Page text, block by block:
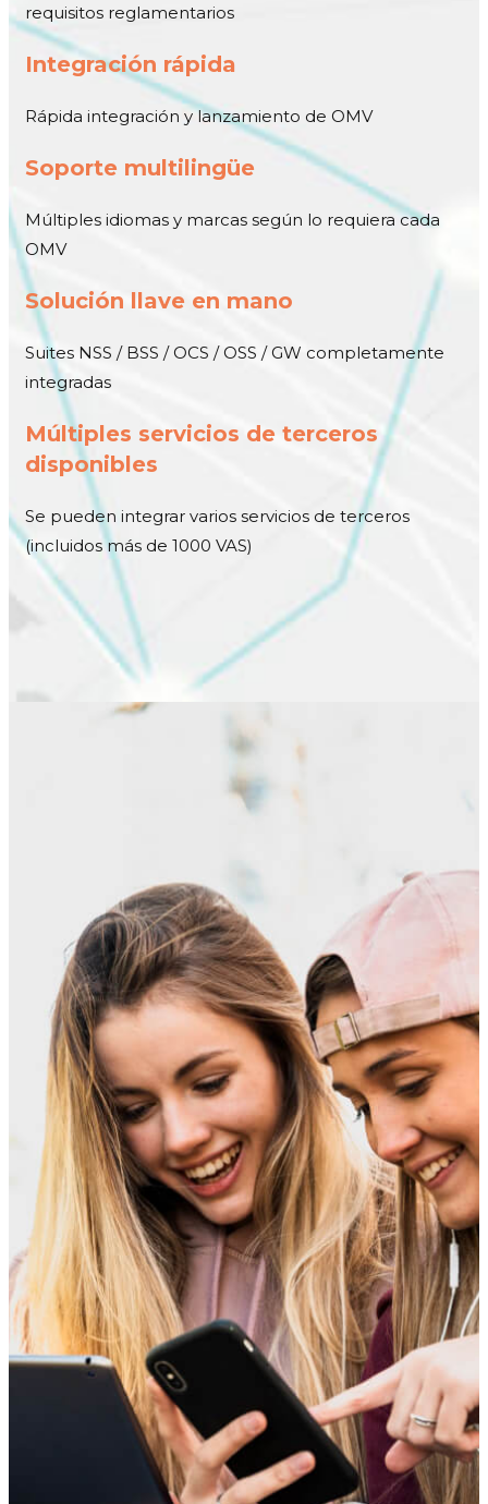
requisitos reglamentarios
Integración rápida
Rápida integración y lanzamiento de OMV
Soporte multilingüe
Múltiples idiomas y marcas según lo requiera cada
OMV
Solución llave en mano
Suites NSS / BSS / OCS / OSS / GW completamente
integradas
Múltiples servicios de terceros
disponibles
Se pueden integrar varios servicios de terceros
(incluidos más de 1000 VAS)